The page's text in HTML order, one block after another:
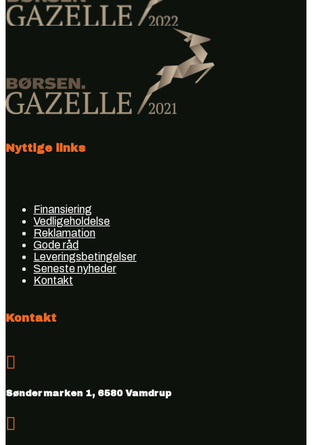
Nyttige links
Finansiering
Vedligeholdelse
Reklamation
Gode råd
Leveringsbetingelser
Seneste nyheder
Kontakt
Kontakt

Søndermarken 1, 6580 Vamdrup
